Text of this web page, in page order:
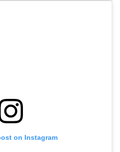
on Instagram